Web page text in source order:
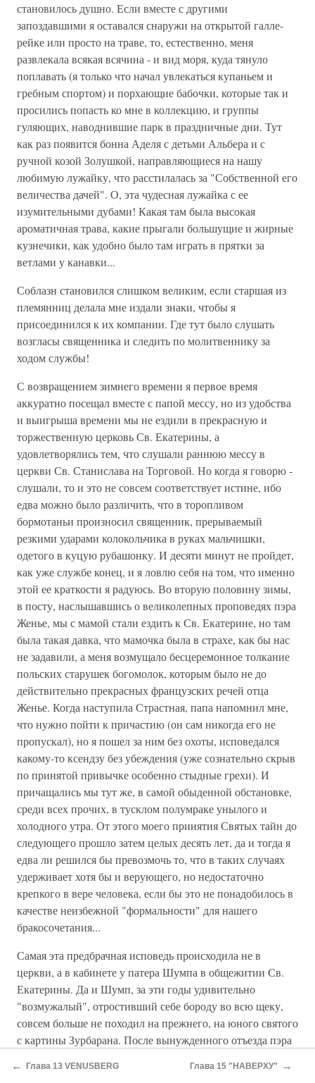
становилось душно. Если вместе с другими
запоздавшими я оставался снаружи на открытой галле-
рейке или просто на траве, то, естественно, меня
развлекала всякая всячина - и вид моря, куда тянуло
поплавать (я только что начал увлекаться купаньем и
гребным спортом) и порхающие бабочки, которые так и
просились попасть ко мне в коллекцию, и группы
гуляющих, наводнившие парк в праздничные дни. Тут
как раз появится бонна Аделя с детьми Альбера и с
ручной козой Золушкой, направляющиеся на нашу
любимую лужайку, что расстилалась за "Собственной его
величества дачей". О, эта чудесная лужайка с ее
изумительными дубами! Какая там была высокая
ароматичная трава, какие прыгали большущие и жирные
кузнечики, как удобно было там играть в прятки за
ветлами у канавки...
Соблазн становился слишком великим, если старшая из
племянниц делала мне издали знаки, чтобы я
присоединился к их компании. Где тут было слушать
возгласы священника и следить по молитвеннику за
ходом службы!
С возвращением зимнего времени я первое время
аккуратно посещал вместе с папой мессу, но из удобства
и выигрыша времени мы не ездили в прекрасную и
торжественную церковь Св. Екатерины, а
удовлетворялись тем, что слушали раннюю мессу в
церкви Св. Станислава на Торговой. Но когда я говорю -
слушали, то и это не совсем соответствует истине, ибо
едва можно было различить, что в торопливом
бормотаньи произносил священник, прерываемый
резкими ударами колокольчика в руках мальчишки,
одетого в куцую рубашонку. И десяти минут не пройдет,
как уже службе конец, и я ловлю себя на том, что именно
этой ее краткости я радуюсь. Во вторую половину зимы,
в посту, наслышавшись о великолепных проповедях пэра
Женье, мы с мамой стали ездить к Св. Екатерине, но там
была такая давка, что мамочка была в страхе, как бы нас
не задавили, а меня возмущало бесцеремонное толкание
польских старушек богомолок, которым было не до
действительно прекрасных французских речей отца
Женье. Когда наступила Страстная, папа напомнил мне,
что нужно пойти к причастию (он сам никогда его не
пропускал), но я пошел за ним без охоты, исповедался
какому-то ксендзу без убеждения (уже сознательно скрыв
по принятой привычке особенно стыдные грехи). И
причащались мы тут же, в самой обыденной обстановке,
среди всех прочих, в тусклом полумраке унылого и
холодного утра. От этого моего принятия Святых тайн до
следующего прошло затем целых десять лет, да и тогда я
едва ли решился бы превозмочь то, что в таких случаях
удерживает хотя бы и верующего, но недостаточно
крепкого в вере человека, если бы это не понадобилось в
качестве неизбежной "формальности" для нашего
бракосочетания...
Самая эта предбрачная исповедь происходила не в
церкви, а в кабинете у патера Шумпа в общежитии Св.
Екатерины. Да и Шумп, за эти годы удивительно
"возмужалый", отростивший себе бороду во всю щеку,
совсем больше не походил на прежнего, на юного святого
с картины Зурбарана. После вынужденного отъезда пэра
требованию русского правительства после того, как
← Глава 13 VENUSBERG Глава 15 "НАВЕРХУ" →